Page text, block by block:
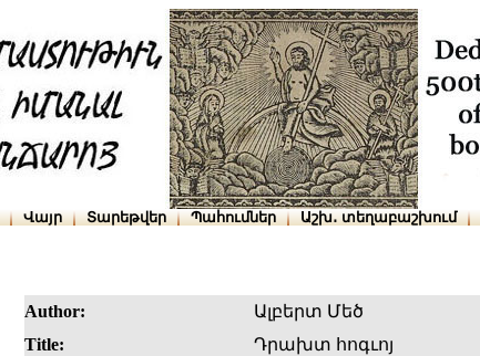
Վայր Տարեթվեր Պահումներ Աշխ․ տեղաբաշխում
Author:
Ալբերտ Մեծ
Title:
Դրախտ հոգւոյ